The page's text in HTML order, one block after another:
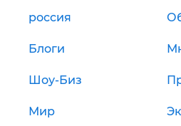
россия
Блоги
Шоу-Биз
Мир